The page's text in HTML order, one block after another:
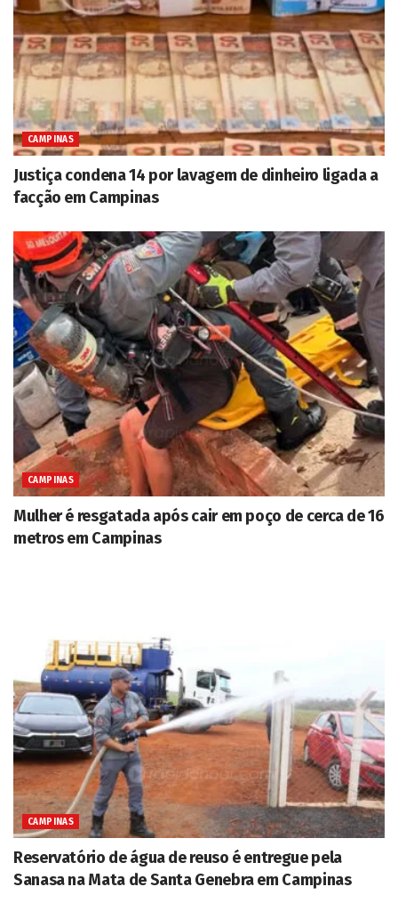
CAMPINAS
Justiça condena 14 por lavagem de dinheiro ligada a
facção em Campinas
CAMPINAS
Mulher é resgatada após cair em poço de cerca de 16
metros em Campinas
CAMPINAS
Reservatório de água de reuso é entregue pela
Sanasa na Mata de Santa Genebra em Campinas